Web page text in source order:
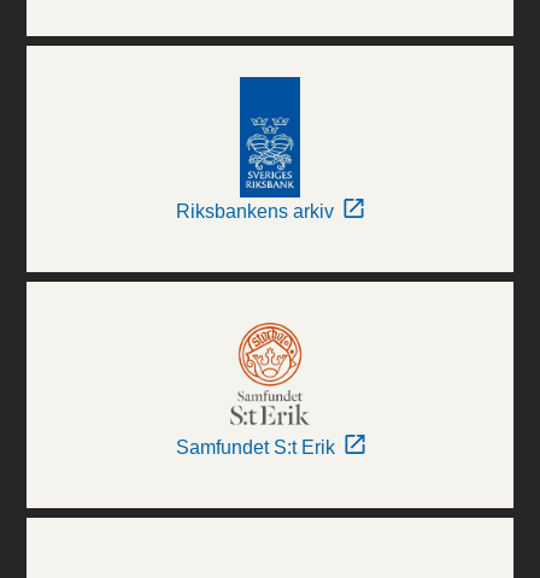
Riksbankens arkiv
Samfundet S:t Erik